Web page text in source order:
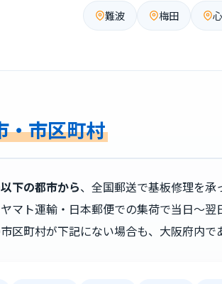
難波 梅田
・市区町村
下の都市から、全国郵送で基板修理を承
マト運輸・日本郵便での集荷で当日〜
区町村が下記にない場合も、大阪府内